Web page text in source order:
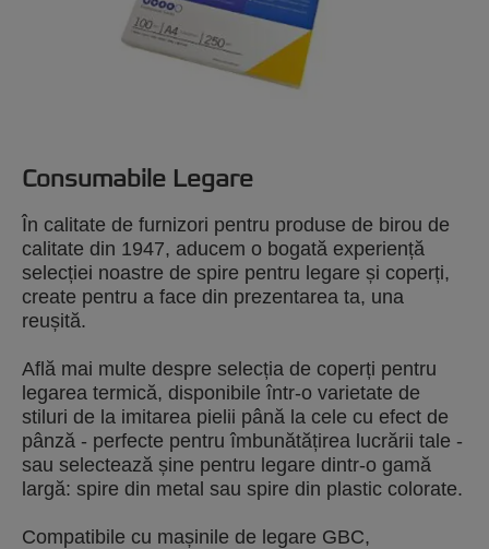
Consumabile Legare
În calitate de furnizori pentru produse de birou de
calitate din 1947, aducem o bogată experiență
selecției noastre de spire pentru legare și coperți,
create pentru a face din prezentarea ta, una
reușită.
Află mai multe despre selecția de coperți pentru
legarea termică, disponibile într-o varietate de
stiluri de la imitarea pielii până la cele cu efect de
pânză - perfecte pentru îmbunătățirea lucrării tale -
sau selectează șine pentru legare dintr-o gamă
largă: spire din metal sau spire din plastic colorate.
Compatibile cu mașinile de legare GBC,